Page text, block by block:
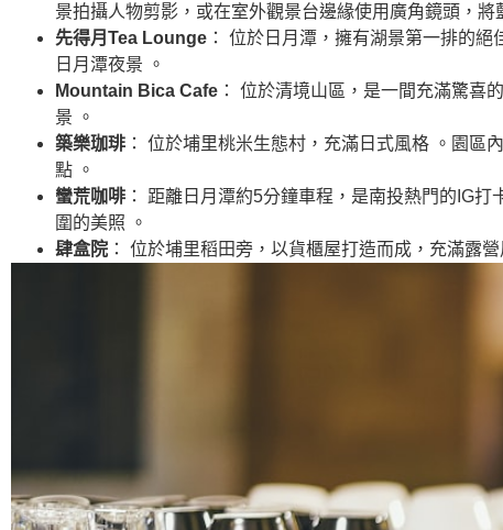
景拍攝人物剪影，或在室外觀景台邊緣使用廣角鏡頭，將
先得月Tea Lounge ： 位於日月潭，擁有湖景第一排的
日月潭夜景 。
Mountain Bica Cafe ： 位於清境山區，是一間充滿驚喜
景 。
築樂珈琲 ： 位於埔里桃米生態村，充滿日式風格 。園
點 。
蠻荒咖啡 ： 距離日月潭約5分鐘車程，是南投熱門的IG
圍的美照 。
肆盒院 ： 位於埔里稻田旁，以貨櫃屋打造而成，充滿露